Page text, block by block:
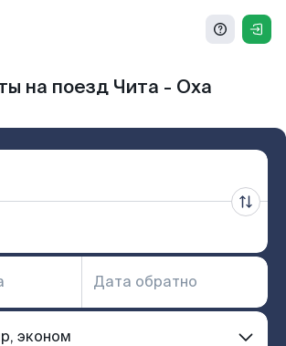
на поезд Чита - Оха